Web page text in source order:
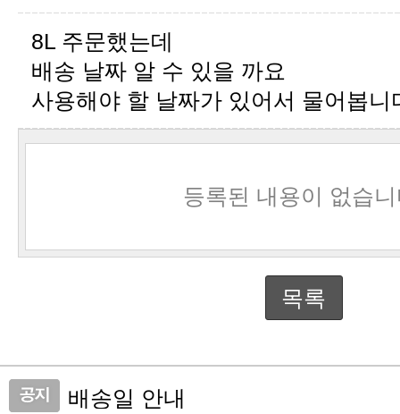
8L 주문했는데
배송 날짜 알 수 있을 까요
사용해야 할 날짜가 있어서 물어봅니
등록된 내용이 없습
목록
배송일 안내